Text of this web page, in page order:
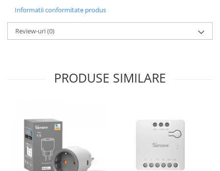
Informatii conformitate produs
Review-uri(0)
PRODUSE SIMILARE